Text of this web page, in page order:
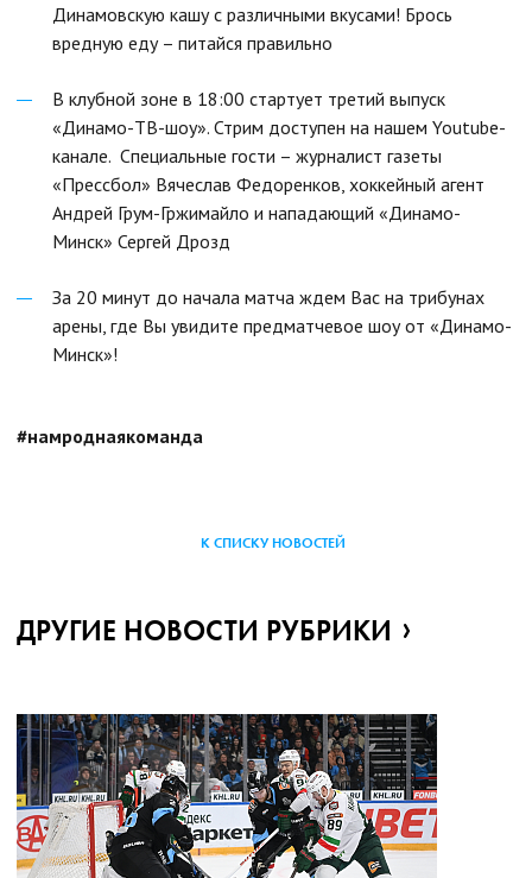
Динамовскую кашу с различными вкусами! Брось
вредную еду – питайся правильно
В клубной зоне в 18:00 стартует третий выпуск
«Динамо-ТВ-шоу». Стрим доступен на нашем Youtube-
канале. Специальные гости – журналист газеты
«Прессбол» Вячеслав Федоренков, хоккейный агент
Андрей Грум-Гржимайло и нападающий «Динамо-
Минск» Сергей Дрозд
За 20 минут до начала матча ждем Вас на трибунах
арены, где Вы увидите предматчевое шоу от «Динамо-
Минск»!
#намроднаякоманда
К СПИСКУ НОВОСТЕЙ
ДРУГИЕ НОВОСТИ РУБРИКИ